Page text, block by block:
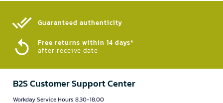
Guaranteed authenticity​
Free returns within 14 days*
after receive date
B2S Customer Support Center
Workday Service Hours 8.30-18.00